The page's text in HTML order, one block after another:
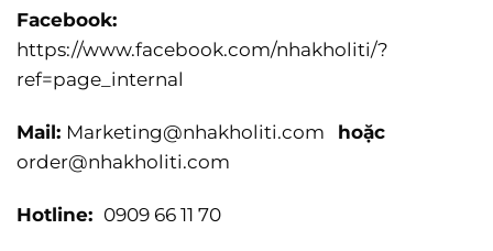
Facebook:
https://www.facebook.com/nhakholiti/?
ref=page_internal
Mail: Marketing@nhakholiti.com
hoặc
order@nhakholiti.com
Hotline: 0909 66 11 70